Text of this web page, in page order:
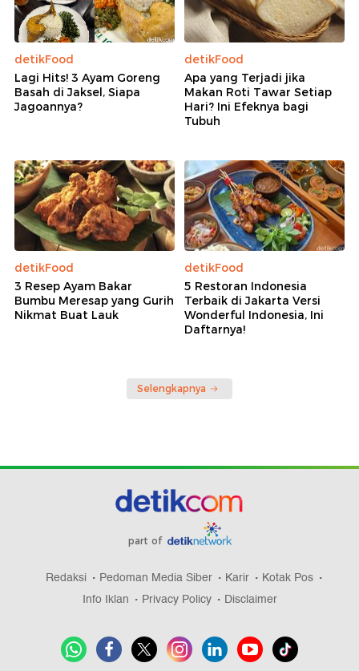
detikFood
Lagi Hits! 3 Ayam Goreng
Basah di Jaksel, Siapa
Jagoannya?
detikFood
Apa yang Terjadi jika
Makan Roti Tawar Setiap
Hari? Ini Efeknya bagi
Tubuh
detikFood
3 Resep Ayam Bakar
Bumbu Meresap yang Gurih
Nikmat Buat Lauk
detikFood
5 Restoran Indonesia
Terbaik di Jakarta Versi
Wonderful Indonesia, Ini
Daftarnya!
Selengkapnya
part of
Redaksi Pedoman Media Siber Karir
Kotak Pos
Info Iklan
Privacy Policy Disclaimer